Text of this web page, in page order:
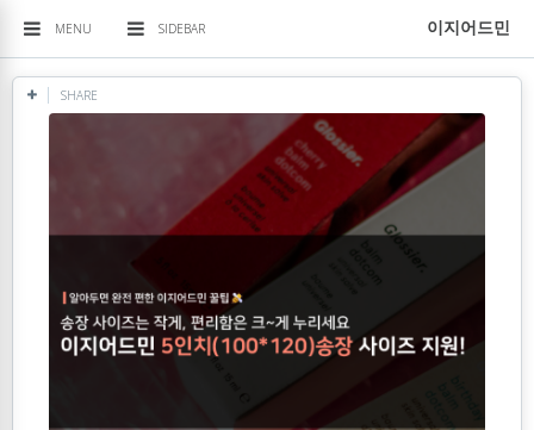
MENU SIDEBAR 이지어드민
SHARE